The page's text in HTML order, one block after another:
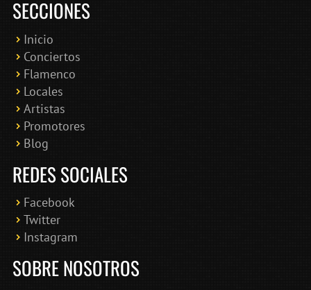
SECCIONES
Inicio
Conciertos
Flamenco
Locales
Artistas
Promotores
Blog
REDES SOCIALES
Facebook
Twitter
Instagram
SOBRE NOSOTROS